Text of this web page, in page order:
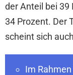
der Anteil bei 39
34 Prozent. Der
scheint sich
Im